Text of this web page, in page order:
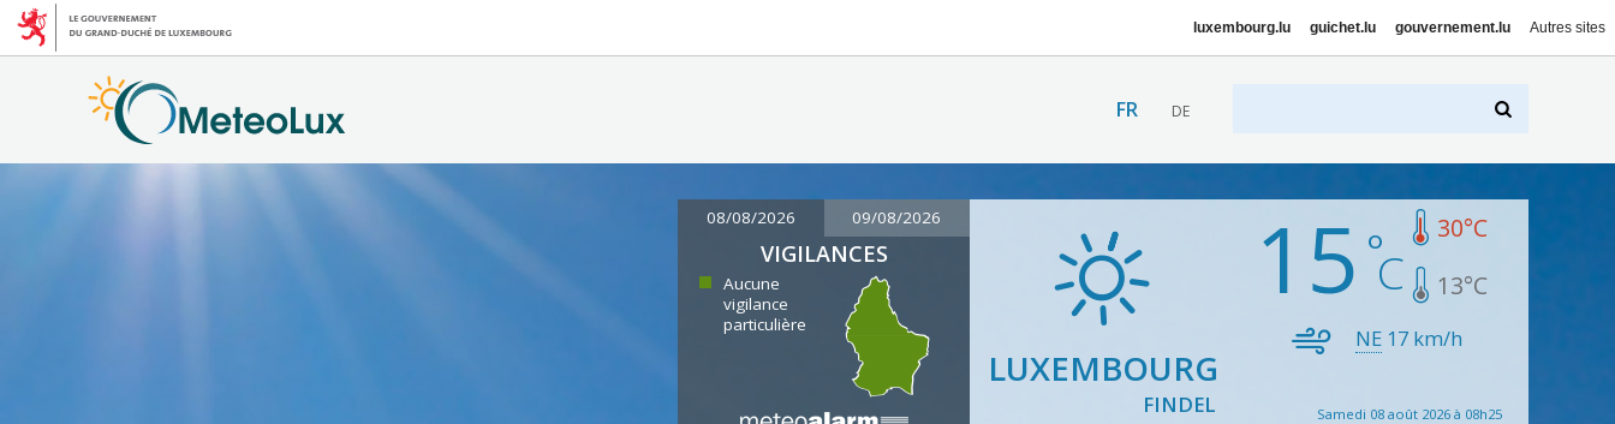
luxembourg.lu guichet.lu gouvernement.lu Autres sites
FR DE
08/08/2026 09/08/2026
VIGILANCES
Aucune
vigilance
particulière
LUXEMBOURG
FINDEL
15 30°C
13°C
NE 17 km/h
Samedi 08 août 2026 à 08h25